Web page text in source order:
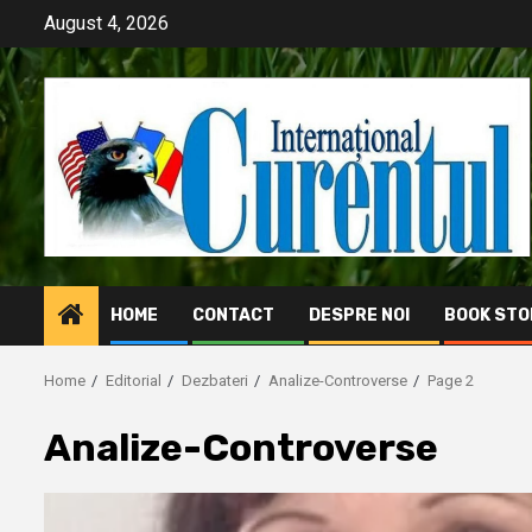
content
August 4, 2026
HOME CONTACT DESPRE NOI BOOK
Home Editorial Dezbateri Analize-Controverse Page 2
Analize-Controverse